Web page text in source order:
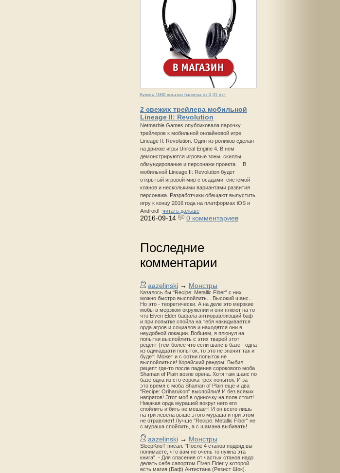
Купить 1000 показов баннера от 0,31 у.е.
2 свежих трейлера мобильной
Lineage II: Revolution
Netmarble Games опубликовала парочку
трейлеров к мобильной онлайновой игре
Lineage II: Revolution. Один из роликов сделан
на движке игры Unreal Engine 4. В нем
демонстрируются игровые зоны, скиллы,
обмундирование и персонажи проекта. В
мобильной Lineage II: Revolution будет
открытый игровой мир с осадами, системой
кланов и несколькими вариантами развития
персонажа. Разработчики обещают выпустить
игру к концу 2016 года на платформах iOS и
Android! читать дальше
2016-09-14 0 комментариев
Последние
комментарии
aazelinski → Монстры
Казалось бы "Recipe: Metallic Fiber" с них
можно быстро выспойлить... Высокий шанс...
Но это - теоретически. А на деле это мерзкие
мобы в мерзком окружении и они плюют на то
что Elven Elder бафала антиоравляющий баф
и при попытке спойла на тебя накидывается
орда агров и социалов и находятся они в
неудобной локации. Вобщем, я плюнул на
попытки выспойлить с этих тварей этот
рецепт (тем более что если шанс в базе - одна
из одинадцати попыток, то это не значит так и
будет! Может и с сотни попыток не
выспойлиться! Корейский рандом! Выбил
рецепт где-то после падения сорокового моба
Shaman of Plain возле орена. Хотя там шанс по
базе одна из сто сорока трёх попыток. И за
это время с моба Shaman of Plain ещё и два
"Recipe: Oriharukon" выспойлил! И без всяких
напрягов! Этот моб в одиночку на поле стоит!
Никакая орда мурашей вокруг него его
спойлить и бить не мешает! И он всего лишь
на три левела выше этого мураша и при этом
не отравляет! Лучше "Recipe: Metallic Fiber" не
с мураша спойлить, а с шамана выбивать!
aazelinski → Монстры
SleepKnoT писал: "После 4 станов подряд вы
понимаете, что вам не очень то нужна эта
книга". - Для спасения от частых станов надо
делать себе сапортом Elven Elder у которой
есть магия (Баф) Антистана (Резист Шок).